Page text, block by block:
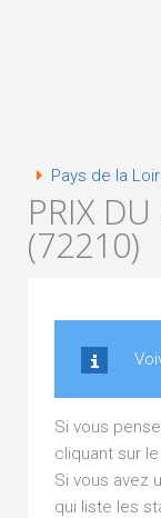
Pays de la
PRIX
(72210)
Si vous
cliquant sur
Si vous avez
qui liste les